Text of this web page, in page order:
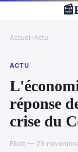
📰
Accueil›Actu
ACTU
réponse
crise du
Eliott — 29